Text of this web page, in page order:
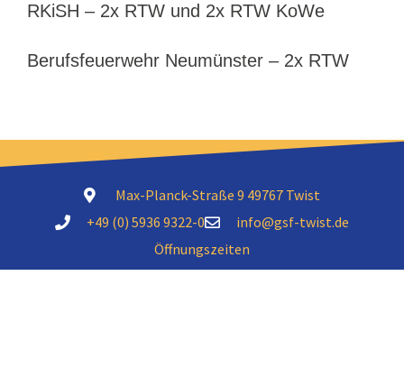
RKiSH – 2x RTW und 2x RTW KoWe
Berufsfeuerwehr Neumünster – 2x RTW
Max-Planck-Straße 9 49767 Twist
+49 (0) 5936 9322-0
info@gsf-twist.de
Öffnungszeiten